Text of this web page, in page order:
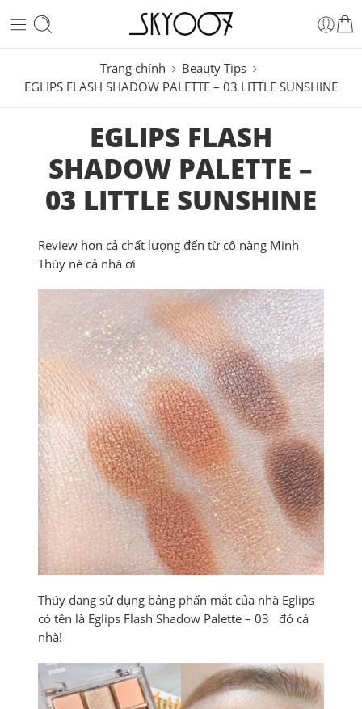
Trang chính
Beauty Tips
EGLIPS FLASH SHADOW PALETTE – 03 LITTLE SUNSHINE
EGLIPS FLASH
SHADOW PALETTE –
03 LITTLE SUNSHINE
Review hơn cả chất lượng đến từ cô nàng Minh
Thúy nè cả nhà ơi
Thúy đang sử dụng bảng phấn mắt của nhà Eglips
có tên là Eglips Flash Shadow Palette – 03 đó cả
nhà!